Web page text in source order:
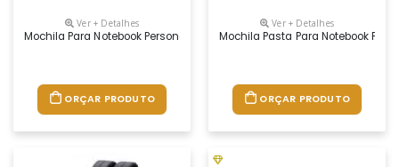
Ver + Detalhes
Mochila Para Notebook Personalizada
ORÇAR PRODUTO
Ver + Detalhes
Mochila Pasta Para Notebook
ORÇAR PRODUTO